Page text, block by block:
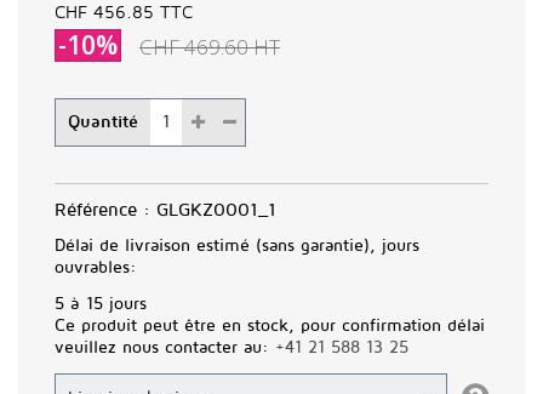
Quantité
CHF 456.85 TTC
-10% CHF 469.60HT
Référence : GLGKZ0001_1
Délai de livraison estimé (sans garantie), jours
ouvrables:
5 à 15 jours
Ce produit peut être en stock, pour confirmation délai
veuillez nous contacter au: +41 21 588 13 25